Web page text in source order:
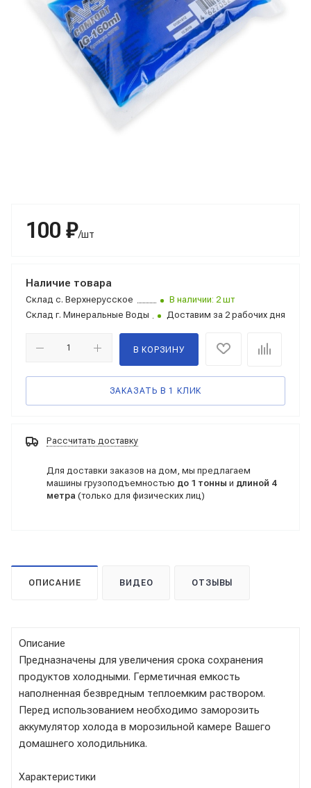
100 ₽/шт
Наличие товара
Склад с. Верхнерусское
В наличии: 2 шт
Склад г. Минеральные Воды Доставим за 2 рабочих дня
В КОРЗИНУ
ЗАКАЗАТЬ В 1 КЛИК
Рассчитать доставку
Для доставки заказов на дом, мы предлагаем
машины грузоподъемностью до 1 тонны и длиной 4
метра (только для физических лиц)
ОПИСАНИЕ ВИДЕО ОТЗЫВЫ
Описание
Предназначены для увеличения срока сохранения
продуктов холодными. Герметичная емкость
наполненная безвредным теплоемким раствором.
Перед использованием необходимо заморозить
аккумулятор холода в морозильной камере Вашего
домашнего холодильника.
Характеристики